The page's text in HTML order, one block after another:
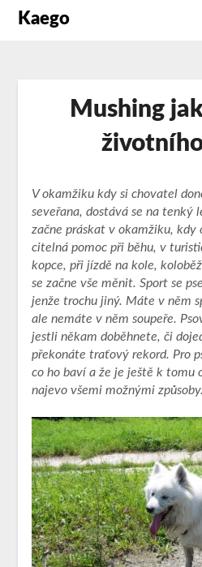
Kaego
Mushing
V okamžiku kdy si chovatel
seveřana, dostává se na tenký
začne práskat v okamžiku, kdy
citelná pomoc při běhu, v
kopce, při jízdě na kole,
se začne vše měnit. Sport se
jenže trochu jiný. Máte v něm
ale nemáte v něm soupeře.
jestli někam doběhnete, či
překonáte traťový rekord. Pro
co ho baví a že je ještě k tomu
najevo všemi možnými způsoby.